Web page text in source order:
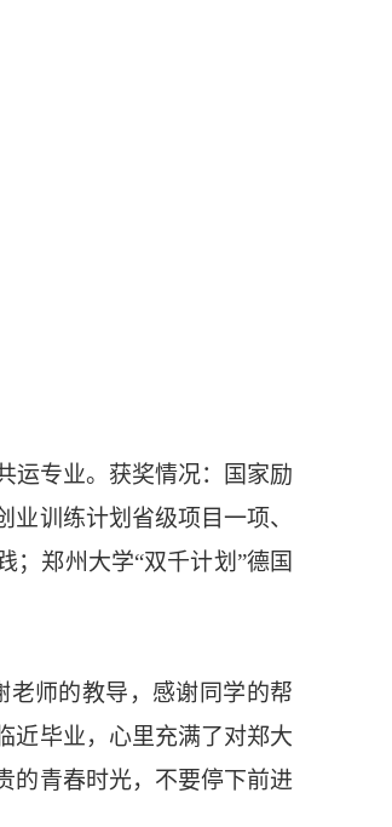
运专业。获奖情况：国家励
训练计划省级项目一项、
；郑州大学“双千计划”德国
老师的教导，感谢同学的帮
近毕业，心里充满了对郑大
的青春时光，不要停下前进